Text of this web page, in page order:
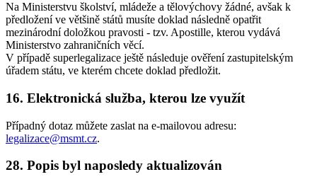
Na Ministerstvu školství, mládeže a tělovýchovy žádné, avšak k
předložení ve většině států musíte doklad následně opatřit
mezinárodní doložkou pravosti - tzv. Apostille, kterou vydává
Ministerstvo zahraničních věcí.
V případě superlegalizace ještě následuje ověření zastupitelským
úřadem státu, ve kterém chcete doklad předložit.
16. Elektronická služba, kterou lze využít
Případný dotaz můžete zaslat na e-mailovou adresu:
legalizace@msmt.cz.
28. Popis byl naposledy aktualizován